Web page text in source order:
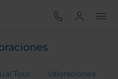
Tour Valoraciones